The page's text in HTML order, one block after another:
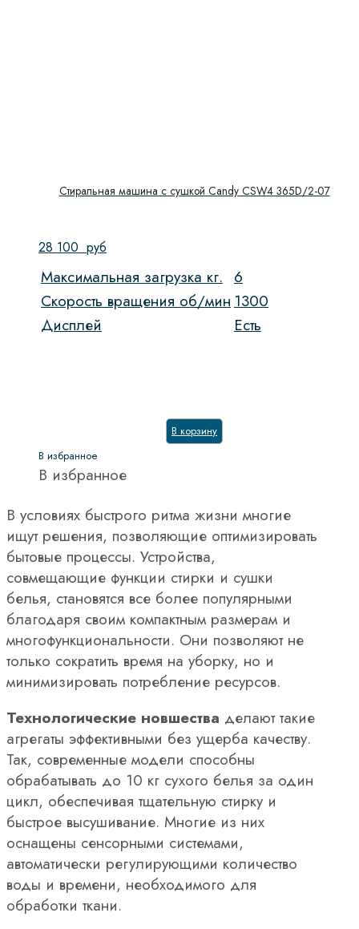
Дисплей
Доводчик двери
Функция СВЧ
Глубина сушильной камеры
Количество стекол дверцы
Максимальная загрузка
6 кг.(1)
7 кг.(1)
Обьем духового шкафа, л
Обработка паром
Очистка духовки
Система NO FROST
Скорость вращения
1200 об/мин(1)
1300 об/мин(1)
Тип направляющих
Тип управления
Управление
Стиральная машина с сушкой Candy CSW4 365D/2-07
28 100 руб
Максимальная загрузка кг. 6
Скорость вращения об/мин1300
Дисплей
Есть
В корзину
В избранное
В избранное
В условиях быстрого ритма жизни многие
ищут решения, позволяющие оптимизировать
бытовые процессы. Устройства,
совмещающие функции стирки и сушки
белья, становятся все более популярными
благодаря своим компактным размерам и
многофункциональности. Они позволяют не
только сократить время на уборку, но и
минимизировать потребление ресурсов.
Технологические новшества делают такие
агрегаты эффективными без ущерба качеству.
Так, современные модели способны
обрабатывать до 10 кг сухого белья за один
цикл, обеспечивая тщательную стирку и
быстрое высушивание. Многие из них
оснащены сенсорными системами,
автоматически регулирующими количество
воды и времени, необходимого для
обработки ткани.